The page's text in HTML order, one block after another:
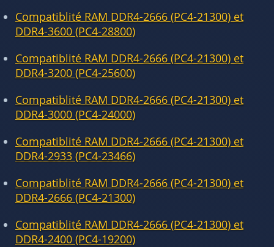
Compatiblité RAM DDR4-2666 (PC4-21300) et
DDR4-3600 (PC4-28800)
Compatiblité RAM DDR4-2666 (PC4-21300) et
DDR4-3200 (PC4-25600)
Compatiblité RAM DDR4-2666 (PC4-21300) et
DDR4-3000 (PC4-24000)
Compatiblité RAM DDR4-2666 (PC4-21300) et
DDR4-2933 (PC4-23466)
Compatiblité RAM DDR4-2666 (PC4-21300) et
DDR4-2666 (PC4-21300)
Compatiblité RAM DDR4-2666 (PC4-21300) et
DDR4-2400 (PC4-19200)